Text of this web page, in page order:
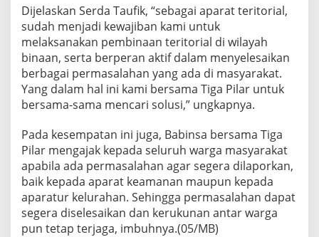
a
t
u
M
e
d
i
a
P
e
r
m
a
s
a
Dijelaskan Serda Taufik, “sebagai aparat teritorial,
sudah menjadi kewajiban kami untuk
melaksanakan pembinaan teritorial di wilayah
binaan, serta berperan aktif dalam menyelesaikan
berbagai permasalahan yang ada di masyarakat.
Yang dalam hal ini kami bersama Tiga Pilar untuk
bersama-sama mencari solusi,” ungkapnya.
Pada kesempatan ini juga, Babinsa bersama Tiga
Pilar mengajak kepada seluruh warga masyarakat
apabila ada permasalahan agar segera dilaporkan,
baik kepada aparat keamanan maupun kepada
aparatur kelurahan. Sehingga permasalahan dapat
segera diselesaikan dan kerukunan antar warga
pun tetap terjaga, imbuhnya.(05/MB)